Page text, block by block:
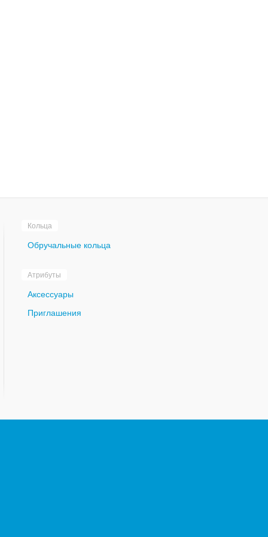
Кольца
Обручальные кольца
Атрибуты
Аксессуары
Приглашения